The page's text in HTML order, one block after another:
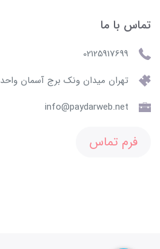
تماس با ما
02125917699
تهران میدان ونک برج آسمان واحد508
info@paydarweb.net
فرم تماس